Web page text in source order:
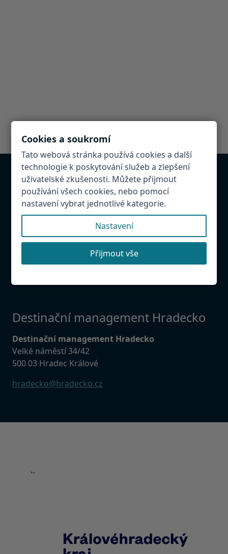
Chcete být v databázi?
Provozujete atrakci, restauraci, penzion v
Hradeckém regionu. Napište nám! Rádi Vás přidáme
Našli jste chybu?
Budeme rádi, když nám ji napíšete, abychom mohli
Destinační management Hradecko
Destinační management Hradecko
Velké náměstí 34/42
500 03 Hradec Králové
hradecko@hradecko.cz
Cookies a soukromí
Tato webová stránka používá cookies a další
technologie k poskytování služeb a zlepšení
uživatelské zkušenosti. Můžete přijmout
používání všech cookies, nebo pomocí
nastavení vybrat jednotlivé kategorie.
Nastavení
Přijmout vše